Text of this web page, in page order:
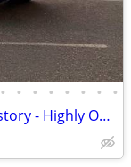
• • • • • • • •
2023 BMW X5 M50i - Dealer Service History - Highly Optioned